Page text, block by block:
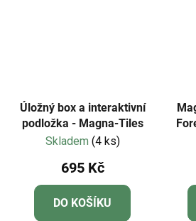
Úložný box a interaktivní
podložka - Magna-Tiles
Skladem (4 ks)
695 Kč
DO KOŠÍKU